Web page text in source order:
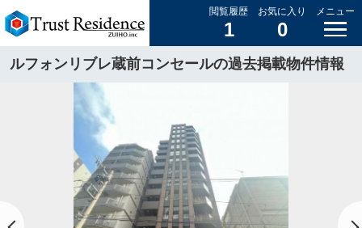
閲覧履歴
1
お気に入り
0
メニュー
ルフォンリブレ蔵前コンセールの過去掲載物件情報